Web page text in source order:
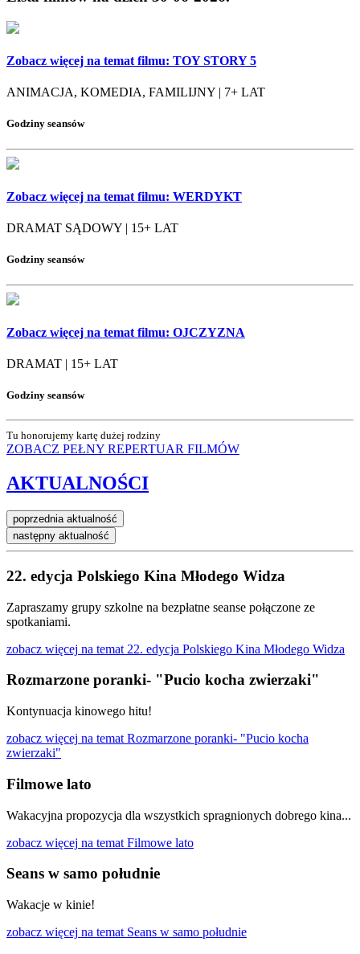
Zobacz więcej na temat filmu: TOY STORY 5
ANIMACJA, KOMEDIA, FAMILIJNY | 7+ LAT
Godziny seansów
Zobacz więcej na temat filmu: WERDYKT
DRAMAT SĄDOWY | 15+ LAT
Godziny seansów
Zobacz więcej na temat filmu: OJCZYZNA
DRAMAT | 15+ LAT
Godziny seansów
Tu honorujemy kartę dużej rodziny
ZOBACZ PEŁNY REPERTUAR FILMÓW
AKTUALNOŚCI
poprzednia aktualność
następny aktualność
22. edycja Polskiego Kina Młodego Widza
Zapraszamy grupy szkolne na bezpłatne seanse połączone ze
spotkaniami.
zobacz więcej na temat 22. edycja Polskiego Kina Młodego Widza
Rozmarzone poranki- "Pucio kocha zwierzaki"
Kontynuacja kinowego hitu!
zobacz więcej na temat Rozmarzone poranki- "Pucio kocha
zwierzaki"
Filmowe lato
Wakacyjna propozycja dla wszystkich spragnionych dobrego kina...
zobacz więcej na temat Filmowe lato
Seans w samo południe
Wakacje w kinie!
zobacz więcej na temat Seans w samo południe